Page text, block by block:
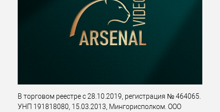
В торговом реестре с 28.10.2019, регистрация № 464065.
УНП 191818080, 15.03.2013, Мингорисполком. ООО